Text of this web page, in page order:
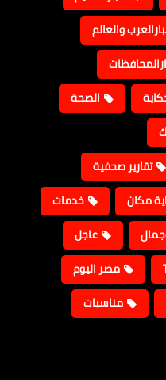
والعالم
الصحة
تقارير صحفية
مكان
خدمات
عاجل
مصر اليوم
مناسبات